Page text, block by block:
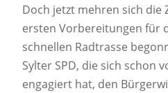
Doch jetzt mehren sich die
ersten Vorbereitungen für
schnellen Radtrasse
Sylter SPD, die sich schon
engagiert hat, den